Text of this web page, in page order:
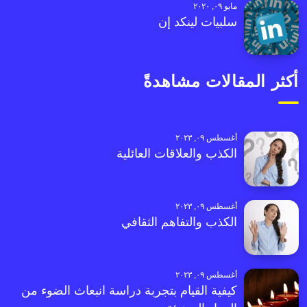
مايو ٠٩, ٢٠٢٠
سلبيات لينكد إن
أكثر المقالات مشاهدةً
أغسطس ٠٩, ٢٠٢٣
الكذب والعلاقات العائلية
أغسطس ٠٩, ٢٠٢٣
الكذب والتفاهم الثقافي
أغسطس ٠٩, ٢٠٢٣
كيفية القيام بتجربة دراسة انبعاث الضوء من